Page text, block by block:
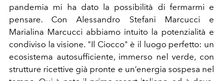
pandemia mi ha dato la possibilità di fermarmi e
pensare. Con Alessandro Stefani Marcucci e
Marialina Marcucci abbiamo intuito la potenzialità e
condiviso la visione. "Il Ciocco" è il luogo perfetto: un
ecosistema autosufficiente, immerso nel verde, con
strutture ricettive già pronte e un’energia sospesa nel